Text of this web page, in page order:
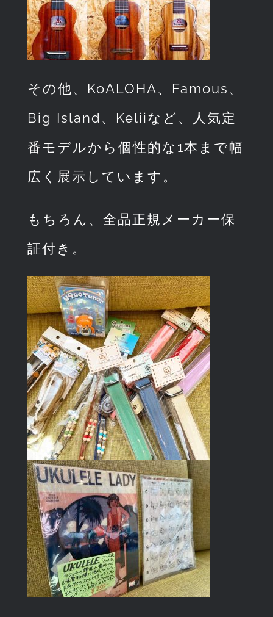
その他、KoALOHA、Famous、
Big Island、Keliiなど、人気定
番モデルから個性的な1本まで幅
広く展示しています。
もちろん、全品正規メーカー保
証付き。